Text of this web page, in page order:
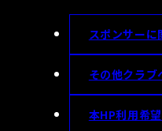
スポンサー
その他クラ
本HP利用希